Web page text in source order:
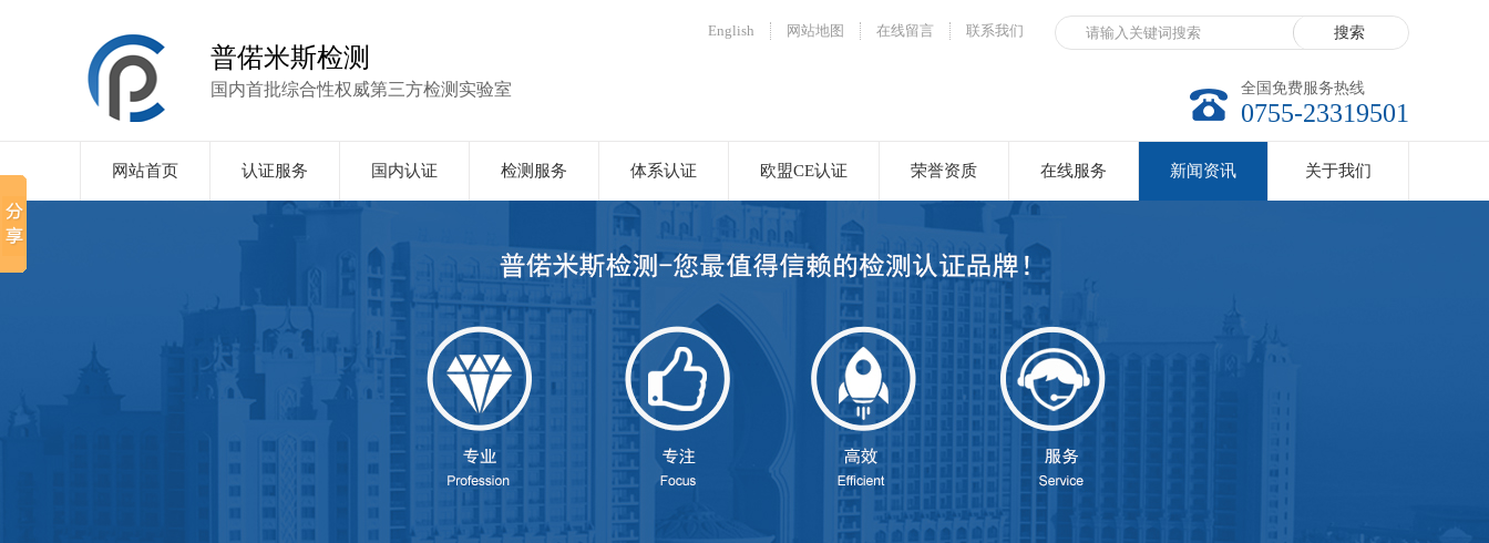
普偌米斯检测
国内首批综合性权威第三方检测实验室
English 网站地图 在线留言 联系我们
全国免费服务热线
0755-23319501
网站首页 认证服务 国内认证 检测服务 体系认证 欧盟CE认证 荣誉资质 在线服务 新闻资讯 关于我们